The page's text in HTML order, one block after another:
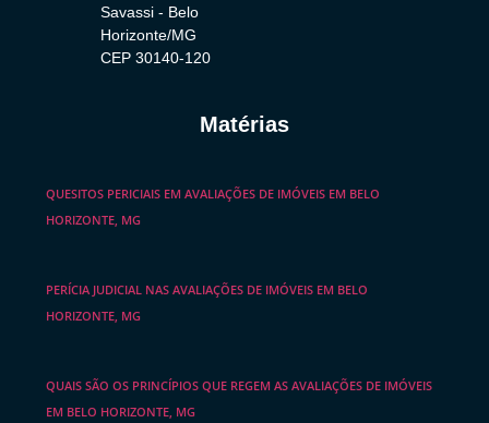
Savassi - Belo
Horizonte/MG
CEP 30140-120
Matérias
QUESITOS PERICIAIS EM AVALIAÇÕES DE IMÓVEIS EM BELO
HORIZONTE, MG
PERÍCIA JUDICIAL NAS AVALIAÇÕES DE IMÓVEIS EM BELO
HORIZONTE, MG
QUAIS SÃO OS PRINCÍPIOS QUE REGEM AS AVALIAÇÕES DE IMÓVEIS
EM BELO HORIZONTE, MG